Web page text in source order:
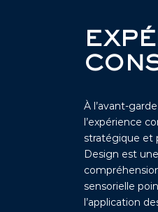
À l’avant-
l’expérience
stratégique et
Design est
sensorielle
l’application